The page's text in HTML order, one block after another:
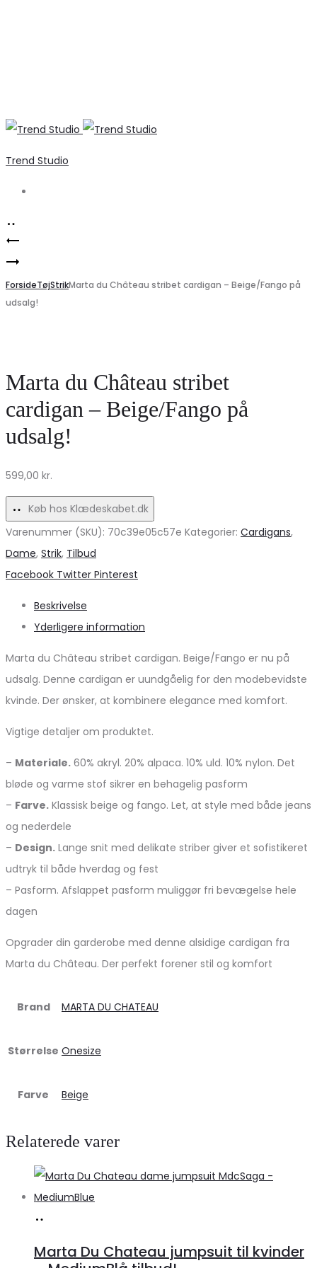
Trend Studio
Product
navigation
Chateau
dame
–
Beige/Moro67934
Elegant
Teak
Melange
Modebevidste
Kvinder
ForsideTøjStrikMarta du Château stribet cardigan – Beige/Fango på
udsalg!
Marta du Château stribet
cardigan – Beige/Fango på
udsalg!
599,00 kr.
Køb hos Klædeskabet.dk
Varenummer (SKU): 70c39e05c57e Kategorier: Cardigans,
Dame, Strik, Tilbud
Share
Facebook Twitter Pinterest
Beskrivelse
Yderligere information
Marta du Château stribet cardigan. Beige/Fango er nu på
udsalg. Denne cardigan er uundgåelig for den modebevidste
kvinde. Der ønsker, at kombinere elegance med komfort.
Vigtige detaljer om produktet.
– Materiale. 60% akryl. 20% alpaca. 10% uld. 10% nylon. Det
bløde og varme stof sikrer en behagelig pasform
– Farve. Klassisk beige og fango. Let, at style med både jeans
og nederdele
– Design. Lange snit med delikate striber giver et sofistikeret
udtryk til både hverdag og fest
– Pasform. Afslappet pasform muliggør fri bevægelse hele
dagen
Opgrader din garderobe med denne alsidige cardigan fra
Marta du Château. Der perfekt forener stil og komfort
Brand MARTA DU CHATEAU
Størrelse Onesize
Farve Beige
Relaterede varer
Klædeskabet.dk
Marta Du Chateau jumpsuit til kvinder